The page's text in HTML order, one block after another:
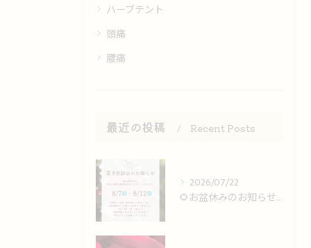
ハーブテント
頭痛
腰痛
最近の投稿 Recent Posts
2026/07/22
🌻お盆休みのお知らせ🌻